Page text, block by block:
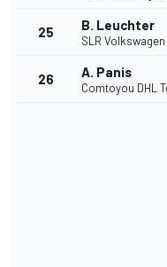
25 B. Leuchter
SLR Volkswagen
26 A. Panis
Comtoyou DHL